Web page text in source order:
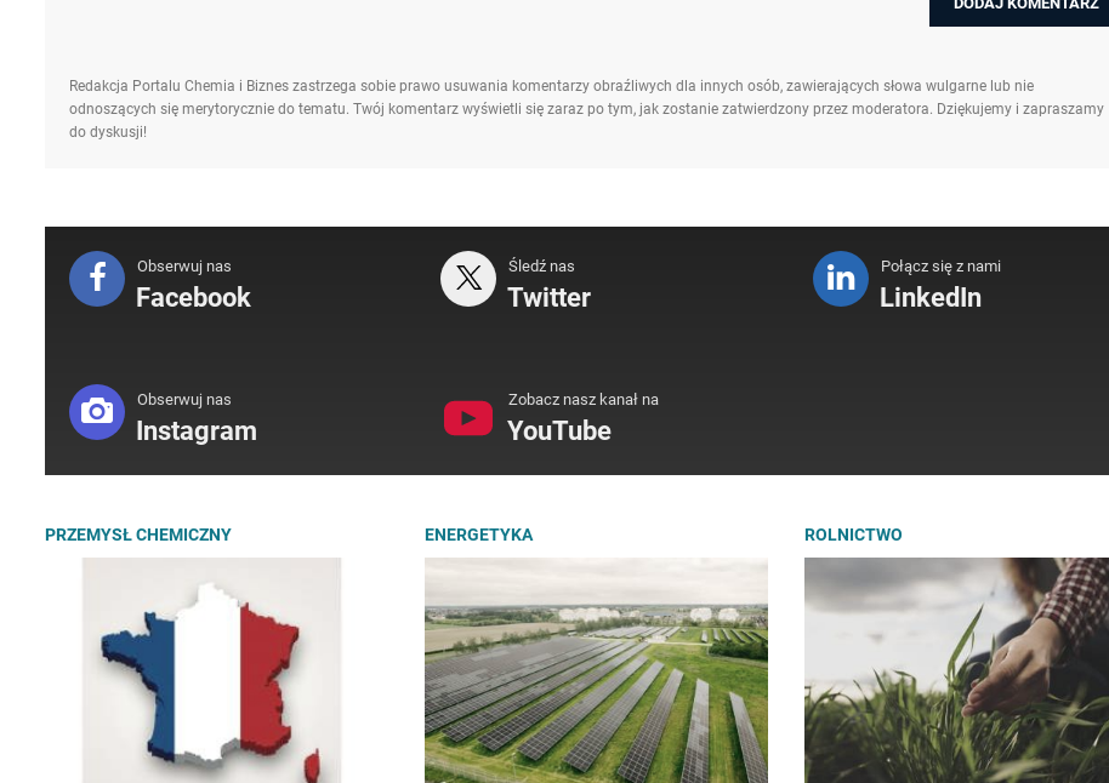
Redakcja Portalu Chemia i Biznes zastrzega sobie prawo usuwania komentarzy obraźliwych dla innych osób, zawierających słowa wulgarne lub nie
odnoszących się merytorycznie do tematu. Twój komentarz wyświetli się zaraz po tym, jak zostanie zatwierdzony przez moderatora. Dziękujemy i zapraszamy
do dyskusji!
Obserwuj nas
Facebook
Śledź nas
Twitter
Połącz się z nami
LinkedIn
Obserwuj nas
Instagram
Zobacz nasz kanał na
YouTube
PRZEMYSŁ CHEMICZNY ENERGETYKA ROLNICTWO